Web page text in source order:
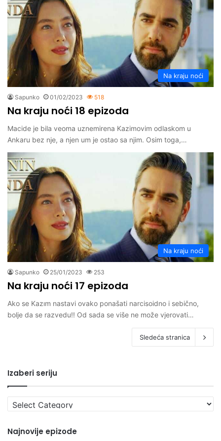
Na kraju noći
Sapunko 01/02/2023 518
Na kraju noći 18 epizoda
Macide je bila veoma uznemirena Kazimovim odlaskom u
Ankaru bez nje, a njen um je ostao sa njim. Osim toga,…
Na kraju noći
Sapunko 25/01/2023 253
Na kraju noći 17 epizoda
Ako se Kazım nastavi ovako ponašati narcisoidno i sebično,
bolje da se razvedu!! Od sada se više ne može vjerovati…
Sledeća stranica
Izaberi seriju
Izaberi
seriju
Najnovije epizode